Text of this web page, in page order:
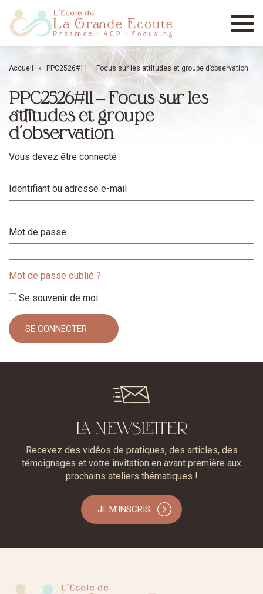
Menu
Accueil » PPC2526#11 – Focus sur les attitudes et groupe d’observation
PPC2526#11 – Focus sur les
attitudes et groupe
d’observation
Vous devez être connecté :
Identifiant ou adresse e-mail
Mot de passe
Mot de passe oublié ?
Se souvenir de moi
LA NEWSLETTER
Recevez des vidéos de pratiques, des articles, des
témoignages et votre invitation en avant première aux
prochains ateliers thématiques !
JE M'INSCRIS